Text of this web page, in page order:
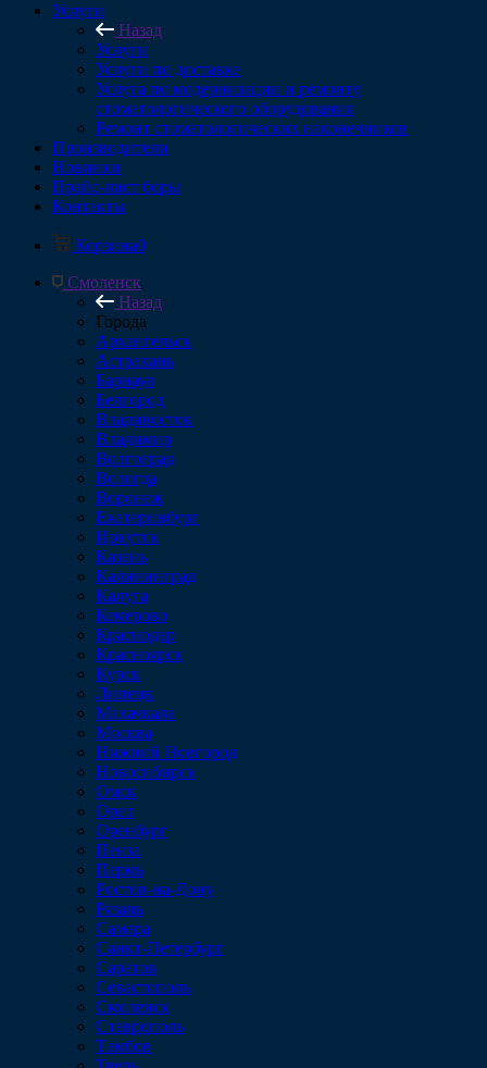
Услуги
Назад
Услуги
Услуги по доставке
Услуга по модернизации и ремонту
стоматологического оборудования
Ремонт стоматологических наконечников
Производители
Новинки
Прайс-лист боры
Контакты
Корзина0
Смоленск
Назад
Города
Архангельск
Астрахань
Барнаул
Белгород
Владивосток
Владимир
Волгоград
Вологда
Воронеж
Екатеринбург
Иркутск
Казань
Калининград
Калуга
Кемерово
Краснодар
Красноярск
Курск
Липецк
Махачкала
Москва
Нижний Новгород
Новосибирск
Омск
Орел
Оренбург
Пенза
Пермь
Ростов-на-Дону
Рязань
Самара
Санкт-Петербург
Саратов
Севастополь
Смоленск
Ставрополь
Тамбов